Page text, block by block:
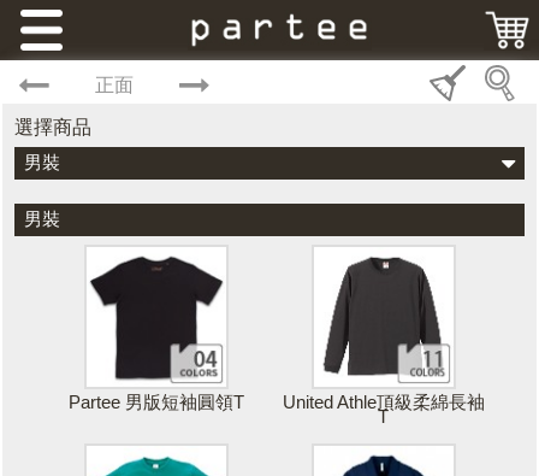
正面
選擇商品
男裝
男裝
Partee 男版短袖圓領T United Athle頂級柔綿長袖
T